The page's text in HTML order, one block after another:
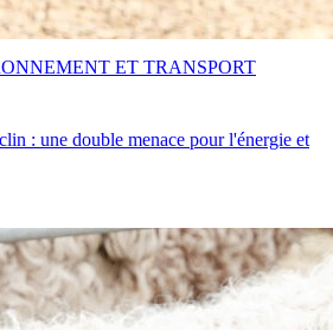
: une double menace pour l'énergie et
ET TRANSPORT